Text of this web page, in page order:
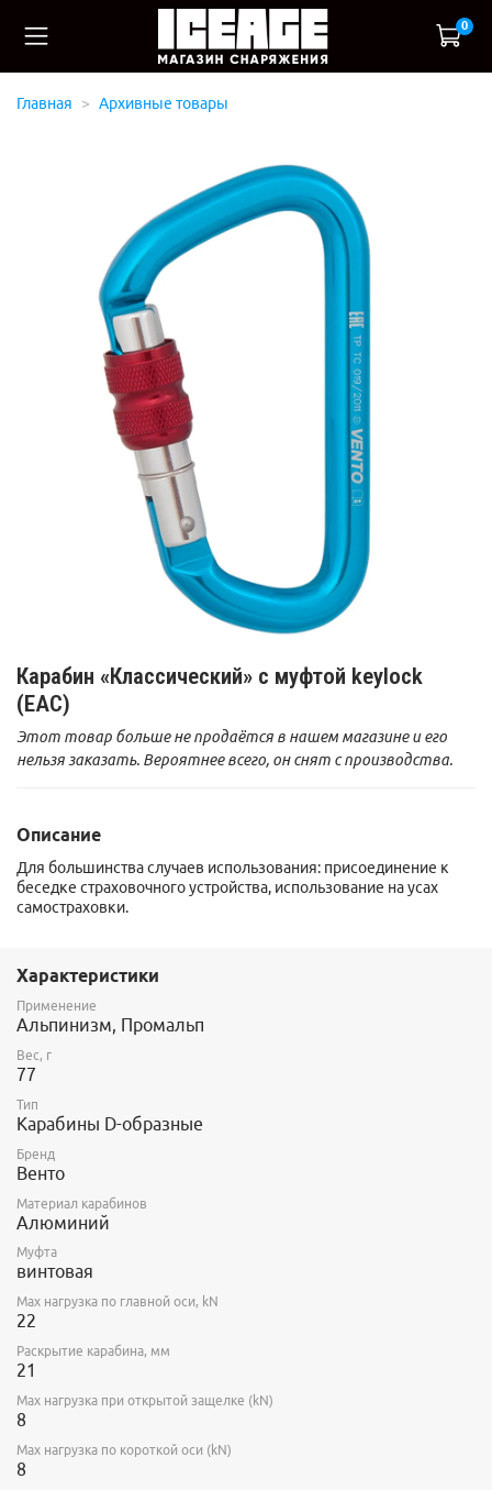
0
Главная Архивные товары
Карабин «Классический» с муфтой keylock
(EAC)
Этот товар больше не продаётся в нашем магазине и его
нельзя заказать. Вероятнее всего, он снят с производства.
Описание
Для большинства случаев использования: присоединение к
беседке страховочного устройства, использование на усах
самостраховки.
Характеристики
Применение
Альпинизм, Промальп
Вес, г
77
Тип
Карабины D-образные
Бренд
Венто
Материал карабинов
Алюминий
Муфта
винтовая
Max нагрузка по главной оси, kN
22
Раскрытие карабина, мм
21
Max нагрузка при открытой защелке (kN)
8
Max нагрузка по короткой оси (kN)
8